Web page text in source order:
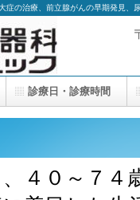
症の治療、前立腺がんの早期発見
４０～７４
診療日・診療時間